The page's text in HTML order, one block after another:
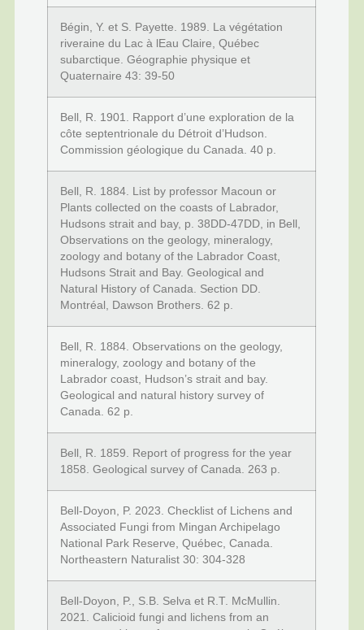
Bégin, Y. et S. Payette. 1989. La végétation
riveraine du Lac à lEau Claire, Québec
subarctique. Géographie physique et
Quaternaire 43: 39-50
Bell, R. 1901. Rapport d’une exploration de la
côte septentrionale du Détroit d’Hudson.
Commission géologique du Canada. 40 p.
Bell, R. 1884. List by professor Macoun or
Plants collected on the coasts of Labrador,
Hudsons strait and bay, p. 38DD-47DD, in Bell,
Observations on the geology, mineralogy,
zoology and botany of the Labrador Coast,
Hudsons Strait and Bay. Geological and
Natural History of Canada. Section DD.
Montréal, Dawson Brothers. 62 p.
Bell, R. 1884. Observations on the geology,
mineralogy, zoology and botany of the
Labrador coast, Hudson’s strait and bay.
Geological and natural history survey of
Canada. 62 p.
Bell, R. 1859. Report of progress for the year
1858. Geological survey of Canada. 263 p.
Bell-Doyon, P. 2023. Checklist of Lichens and
Associated Fungi from Mingan Archipelago
National Park Reserve, Québec, Canada.
Northeastern Naturalist 30: 304-328
Bell-Doyon, P., S.B. Selva et R.T. McMullin.
2021. Calicioid fungi and lichens from an